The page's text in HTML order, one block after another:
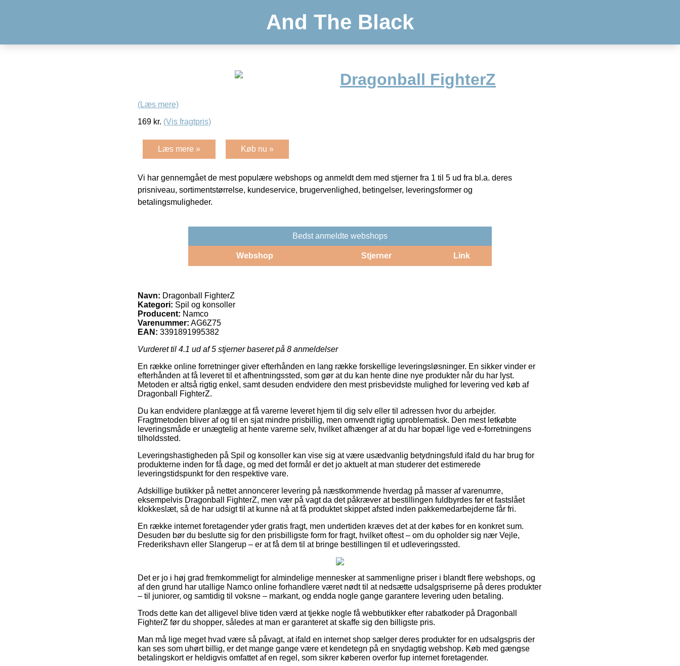
And The Black
Dragonball FighterZ
(Læs mere)
169 kr. (Vis fragtpris)
Læs mere » Køb nu »
Vi har gennemgået de mest populære webshops og anmeldt dem med stjerner fra 1 til 5 ud fra bl.a. deres
prisniveau, sortimentstørrelse, kundeservice, brugervenlighed, betingelser, leveringsformer og
betalingsmuligheder.
Bedst anmeldte webshops
Webshop Stjerner Link
Navn: Dragonball FighterZ
Kategori: Spil og konsoller
Producent: Namco
Varenummer: AG6Z75
EAN: 3391891995382
Vurderet til 4.1 ud af 5 stjerner baseret på 8 anmeldelser
En række online forretninger giver efterhånden en lang række forskellige leveringsløsninger. En sikker vinder er
efterhånden at få leveret til et afhentningssted, som gør at du kan hente dine nye produkter når du har lyst.
Metoden er altså rigtig enkel, samt desuden endvidere den mest prisbevidste mulighed for levering ved køb af
Dragonball FighterZ.
Du kan endvidere planlægge at få varerne leveret hjem til dig selv eller til adressen hvor du arbejder.
Fragtmetoden bliver af og til en sjat mindre prisbillig, men omvendt rigtig uproblematisk. Den mest letkøbte
leveringsmåde er unægtelig at hente varerne selv, hvilket afhænger af at du har bopæl lige ved e-forretningens
tilholdssted.
Leveringshastigheden på Spil og konsoller kan vise sig at være usædvanlig betydningsfuld ifald du har brug for
produkterne inden for få dage, og med det formål er det jo aktuelt at man studerer det estimerede
leveringstidspunkt for den respektive vare.
Adskillige butikker på nettet annoncerer levering på næstkommende hverdag på masser af varenumre,
eksempelvis Dragonball FighterZ, men vær på vagt da det påkræver at bestillingen fuldbyrdes før et fastslået
klokkeslæt, så de har udsigt til at kunne nå at få produktet skippet afsted inden pakkemedarbejderne får fri.
En række internet foretagender yder gratis fragt, men undertiden kræves det at der købes for en konkret sum.
Desuden bør du beslutte sig for den prisbilligste form for fragt, hvilket oftest – om du opholder sig nær Vejle,
Frederikshavn eller Slangerup – er at få dem til at bringe bestillingen til et udleveringssted.
Det er jo i høj grad fremkommeligt for almindelige mennesker at sammenligne priser i blandt flere webshops, og
af den grund har utallige Namco online forhandlere været nødt til at nedsætte udsalgspriserne på deres produkter
– til juniorer, og samtidig til voksne – markant, og endda nogle gange garantere levering uden betaling.
Trods dette kan det alligevel blive tiden værd at tjekke nogle få webbutikker efter rabatkoder på Dragonball
FighterZ før du shopper, således at man er garanteret at skaffe sig den billigste pris.
Man må lige meget hvad være så påvagt, at ifald en internet shop sælger deres produkter for en udsalgspris der
kan ses som uhørt billig, er det mange gange være et kendetegn på en snydagtig webshop. Køb med gængse
betalingskort er heldigvis omfattet af en regel, som sikrer køberen overfor fup internet foretagender.